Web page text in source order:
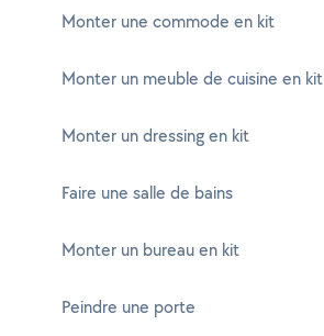
Monter une commode en kit
Monter un meuble de cuisine en kit
Monter un dressing en kit
Faire une salle de bains
Monter un bureau en kit
Peindre une porte